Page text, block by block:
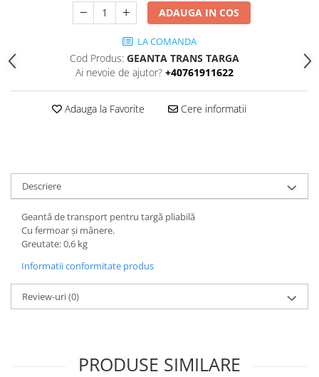
ADAUGA IN COS
LA COMANDA
Cod Produs: GEANTA TRANS TARGA
Ai nevoie de ajutor? +40761911622
Adauga la Favorite Cere informatii
Descriere
Geantă de transport pentru targă pliabilă
Cu fermoar și mânere.
Greutate: 0,6 kg
Informatii conformitate produs
Review-uri(0)
PRODUSE SIMILARE